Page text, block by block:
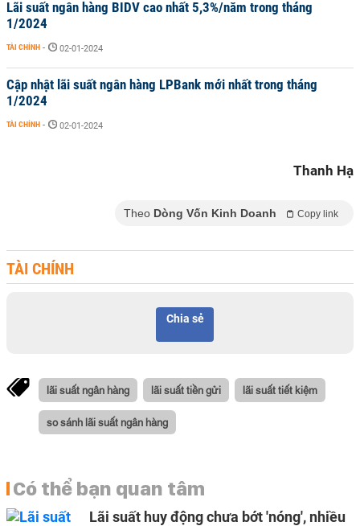
Lãi suất ngân hàng BIDV cao nhất 5,3%/năm trong tháng
1/2024
TÀI CHÍNH - 02-01-2024
Cập nhật lãi suất ngân hàng LPBank mới nhất trong tháng
1/2024
TÀI CHÍNH - 02-01-2024
Thanh Hạ
Theo Dòng Vốn Kinh Doanh Copy link
TÀI CHÍNH
Chia sẻ
lãi suất ngân hàng lãi suất tiền gửi lãi suất tiết kiệm
so sánh lãi suất ngân hàng
Có thể bạn quan tâm
Lãi suất huy động chưa bớt 'nóng', nhiều